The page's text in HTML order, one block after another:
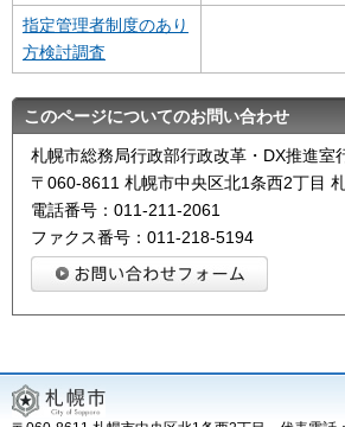
指定管理者制度のあり
方検討調査
このページについてのお問い合わせ
札幌市総務局行政部行政改革・DX推進室
〒060-8611 札幌市中央区北1条西2丁目
電話番号：011-211-2061
ファクス番号：011-218-5194